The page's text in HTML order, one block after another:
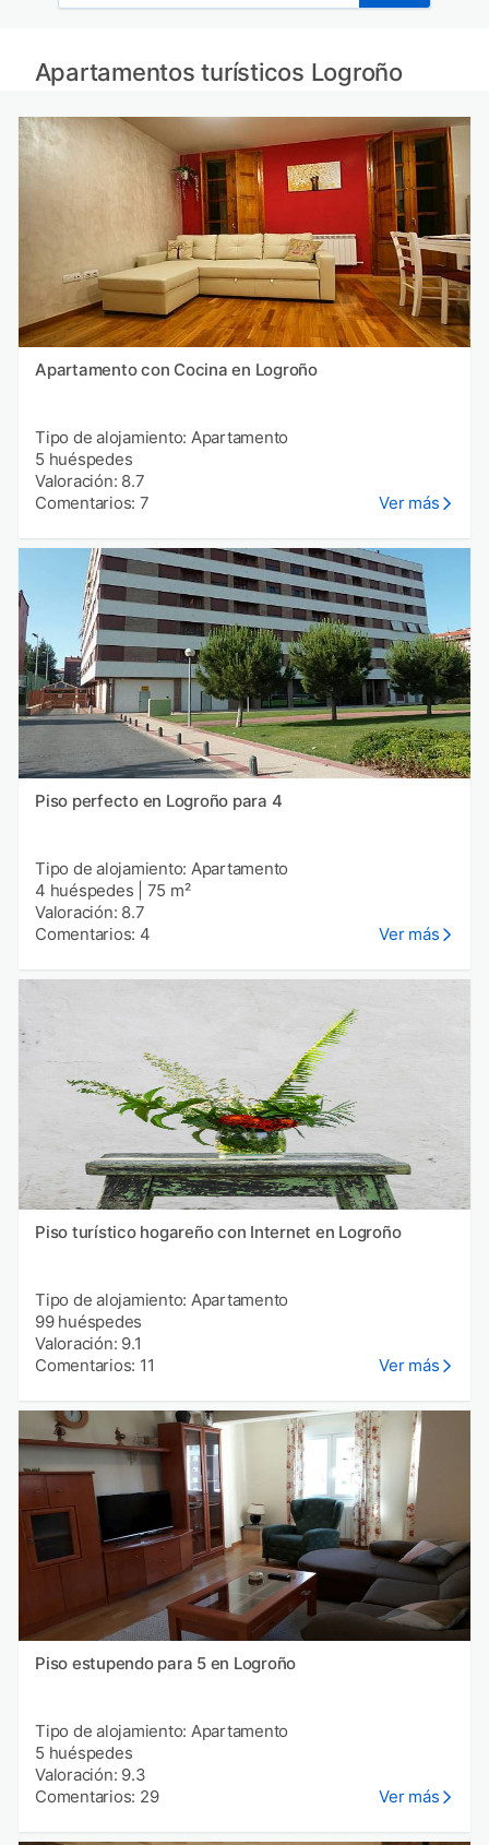
Apartamentos turísticos Logroño
Apartamento con Cocina en Logroño
Tipo de alojamiento: Apartamento
5 huéspedes
Valoración: 8.7
Comentarios: 7
Ver más
Piso perfecto en Logroño para 4
Tipo de alojamiento: Apartamento
4 huéspedes
75 m²
Valoración: 8.7
Comentarios: 4
Ver más
Piso turístico hogareño con Internet en Logroño
Tipo de alojamiento: Apartamento
99 huéspedes
Valoración: 9.1
Comentarios: 11
Ver más
Piso estupendo para 5 en Logroño
Tipo de alojamiento: Apartamento
5 huéspedes
Valoración: 9.3
Comentarios: 29
Ver más